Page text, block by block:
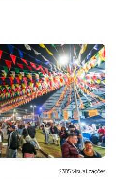
2385 visualizações